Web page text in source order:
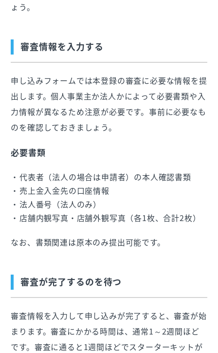
ょう。
審査情報を入力する
申し込みフォームでは本登録の審査に必要な情報を提
出します。個人事業主か法人かによって必要書類や入
力情報が異なるため注意が必要です。事前に必要なも
のを確認しておきましょう。
必要書類
代表者（法人の場合は申請者）の本人確認書類
売上金入金先の口座情報
法人番号（法人のみ）
店舗内観写真・店舗外観写真（各1枚、合計2枚）
なお、書類関連は原本のみ提出可能です。
審査が完了するのを待つ
審査情報を入力して申し込みが完了すると、審査が始
まります。審査にかかる時間は、通常1～2週間ほど
です。審査に通ると1週間ほどでスターターキットが